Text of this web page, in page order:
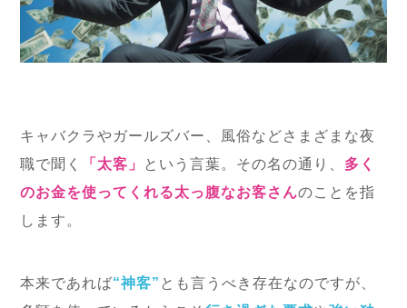
キャバクラやガールズバー、風俗などさまざまな夜
職で聞く
「太客」 という言葉。その名の通り、 多く
のお金を使ってくれる太っ腹なお客さんのことを指
します。
本来であれば“神客” とも言うべき存在なのですが、